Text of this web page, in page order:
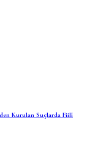
Kurulan Suçlarda Fiilî